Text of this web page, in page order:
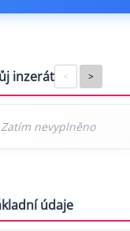
inzerát < >
údaje